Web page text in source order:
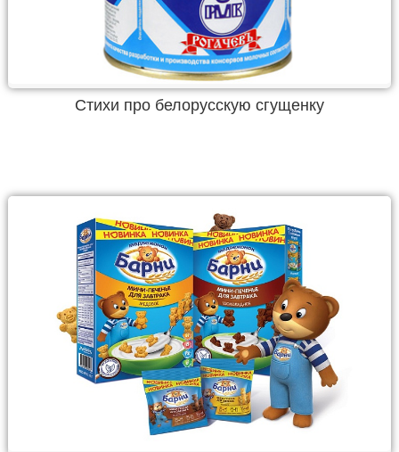
Стихи про белорусскую сгущенку